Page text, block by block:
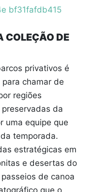
COLEÇÃO DE
privativos é
chamar de
regiões
da
uma equipe que
temporada.
estratégicas em
e desertas do
de canoa